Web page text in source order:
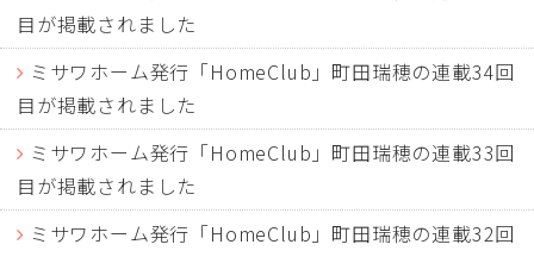
目が掲載されました
ミサワホーム発行「HomeClub」町田瑞穂の連載34回
目が掲載されました
ミサワホーム発行「HomeClub」町田瑞穂の連載33回
目が掲載されました
ミサワホーム発行「HomeClub」町田瑞穂の連載32回